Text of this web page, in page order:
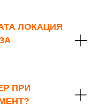
ЛОКАЦИЯ
ПРИ